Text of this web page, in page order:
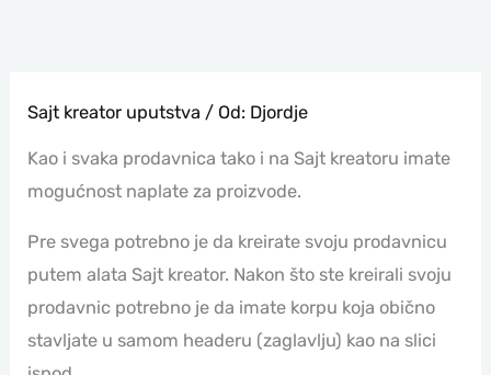
Sajt kreator uputstva / Od: Djordje
Kao i svaka prodavnica tako i na Sajt kreatoru imate
mogućnost naplate za proizvode.
Pre svega potrebno je da kreirate svoju prodavnicu
putem alata Sajt kreator. Nakon što ste kreirali svoju
prodavnic potrebno je da imate korpu koja obično
stavljate u samom headeru (zaglavlju) kao na slici